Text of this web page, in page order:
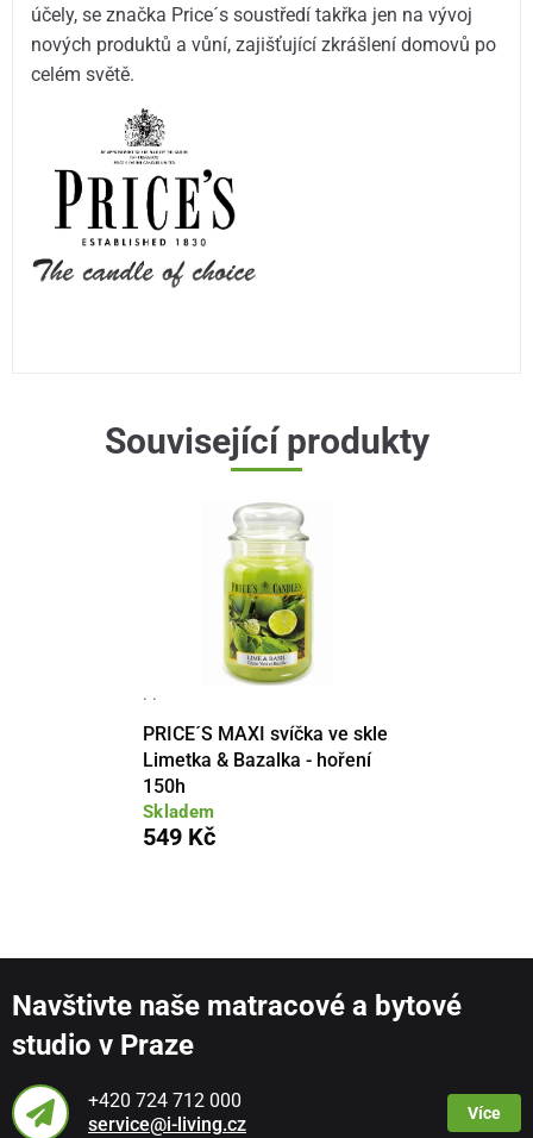
účely, se značka Price´s soustředí takřka jen na vývoj
nových produktů a vůní, zajišťující zkrášlení domovů po
celém světě.
Související produkty
· ·
PRICE´S MAXI svíčka ve skle
Limetka & Bazalka - hoření
150h
Skladem
549 Kč
Navštivte naše matracové a bytové
studio v Praze
+420 724 712 000
service@i-living.cz
Více